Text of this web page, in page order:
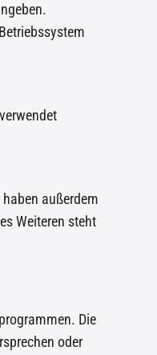
außerdem
Weiteren steht
Die
oder